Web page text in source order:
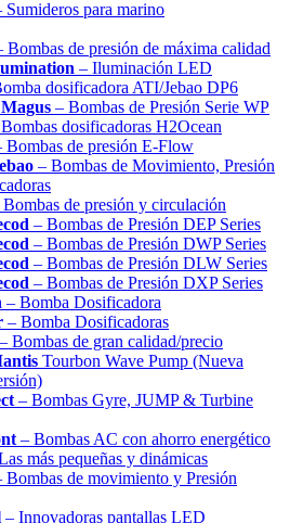
Sumideros para marino
Bombas de presión de máxima calidad
– Iluminación LED
dosificadora ATI/Jebao DP6
– Bombas de Presión Serie WP
dosificadoras H2Ocean
Bombas de presión E-Flow
– Bombas de Movimiento, Presión
Bombas de presión y circulación
– Bombas de Presión DEP Series
– Bombas de Presión DWP Series
– Bombas de Presión DLW Series
– Bombas de Presión DXP Series
– Bomba Dosificadora
– Bomba Dosificadoras
– Bombas de gran calidad/precio
Tourbon Wave Pump (Nueva
– Bombas Gyre, JUMP & Turbine
– Bombas AC con ahorro energético
más pequeñas y dinámicas
Bombas de movimiento y Presión
– Innovadoras pantallas LED